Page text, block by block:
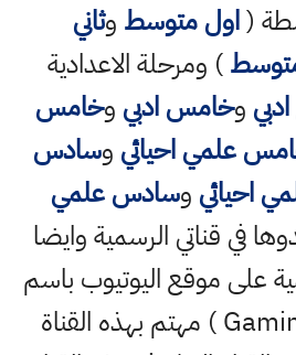
(اول متوسط وثاني
) ومرحلة الاعدادية
وخامس ادبي وخامس
علمي احيائي وسادس
احيائي وسادس علمي
في قناتي الرسمية وايضا
على موقع اليوتيوب باسم
( احمد مهدي Gaming ) مهتم بهذه القناة